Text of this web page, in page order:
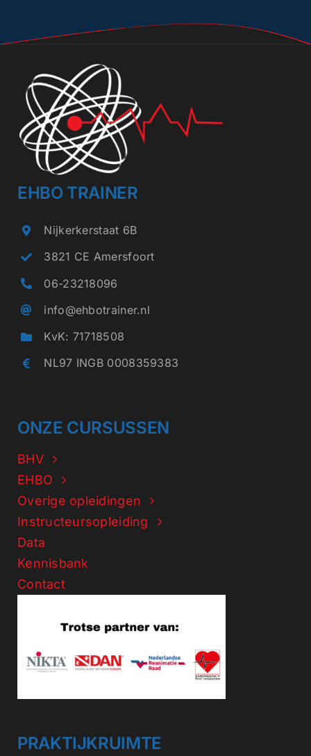
EHBO TRAINER
Nijkerkerstaat 6B
3821 CE Amersfoort
06-23218096
info@ehbotrainer.nl
KvK: 71718508
NL97 INGB 0008359383
ONZE CURSUSSEN
BHV
EHBO
Overige opleidingen
Instructeursopleiding
Data
Kennisbank
Contact
PRAKTIJKRUIMTE